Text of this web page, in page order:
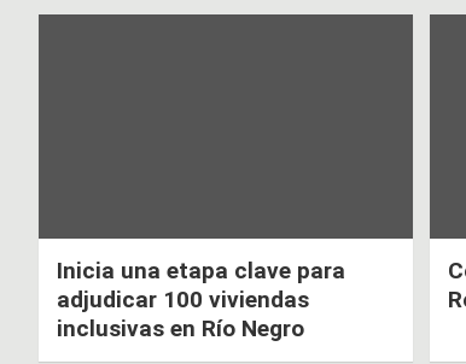
Inicia una etapa clave para
adjudicar 100 viviendas
inclusivas en Río Negro